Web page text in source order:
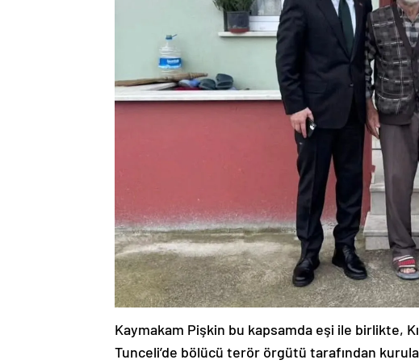
Kaymakam Pişkin bu kapsamda eşi ile birlikte,
Tunceli’de bölücü terör örgütü tarafından